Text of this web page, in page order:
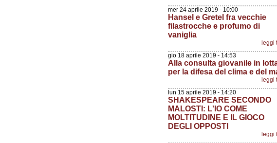
mer 24 aprile 2019 - 10:00
Hansel e Gretel fra vecchie
filastrocche e profumo di
vaniglia
leggi
gio 18 aprile 2019 - 14:53
Alla consulta giovanile in
per la difesa del clima e del
leggi
lun 15 aprile 2019 - 14:20
SHAKESPEARE SECONDO
MALOSTI: L'IO COME
MOLTITUDINE E IL GIOCO
DEGLI OPPOSTI
leggi